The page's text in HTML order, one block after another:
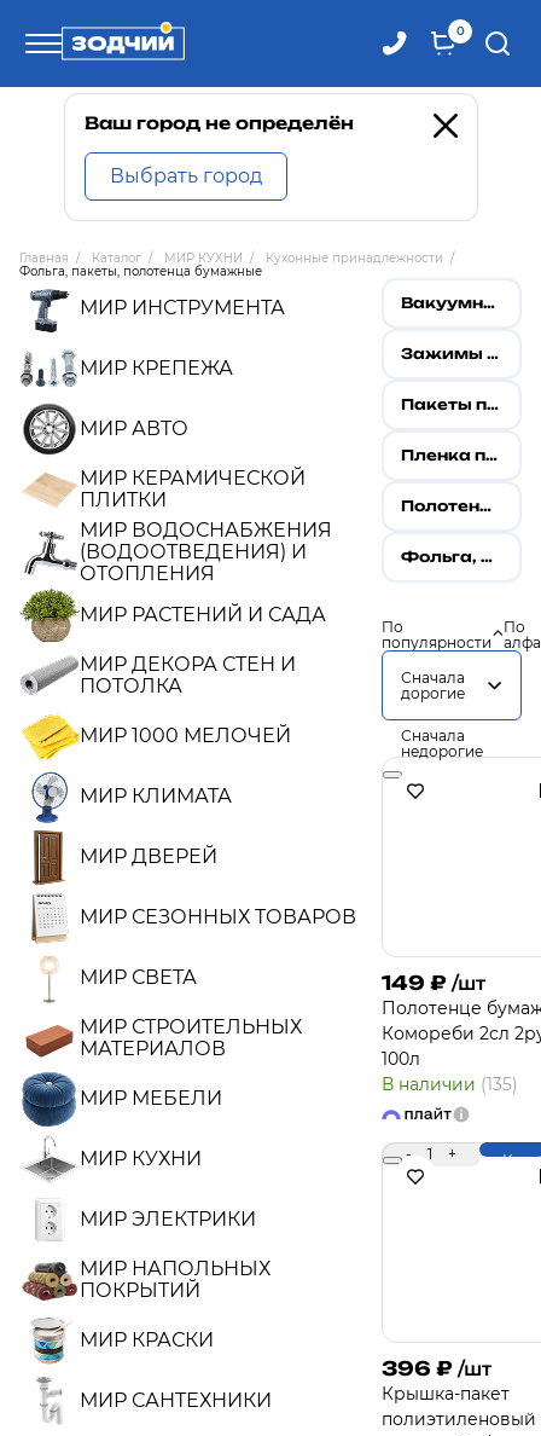
0
Телефоны
8 800 100-71-71
8 (4242) 30-00-27
8 (4242) 30-00-72
Ваш город не определён
Выбрать город
Главная / Каталог / МИР КУХНИ / Кухонные принадлежности /
Фольга, пакеты, полотенца бумажные
МИР ИНСТРУМЕНТА
МИР КРЕПЕЖА
МИР АВТО
МИР КЕРАМИЧЕСКОЙ
ПЛИТКИ
МИР ВОДОСНАБЖЕНИЯ
(ВОДООТВЕДЕНИЯ) И
ОТОПЛЕНИЯ
МИР РАСТЕНИЙ И САДА
МИР ДЕКОРА СТЕН И
ПОТОЛКА
МИР 1000 МЕЛОЧЕЙ
МИР КЛИМАТА
МИР ДВЕРЕЙ
МИР СЕЗОННЫХ ТОВАРОВ
МИР СВЕТА
МИР СТРОИТЕЛЬНЫХ
МАТЕРИАЛОВ
МИР МЕБЕЛИ
МИР КУХНИ
МИР ЭЛЕКТРИКИ
МИР НАПОЛЬНЫХ
ПОКРЫТИЙ
МИР КРАСКИ
МИР САНТЕХНИКИ
Вакуумные пакеты
Зажимы для пакетов
Пакеты пищевые
Пленка пищевая
Полотенца бумажные
Фольга, пакеты, пергамент
По
популярности
По
Сначала
дорогие
Сначала
недорогие
149 ₽ /шт
Полотенце
Комореби 2сл
100л
В наличии (135)
- 1 +
396 ₽ /шт
Крышка-пакет
полиэтиленовый